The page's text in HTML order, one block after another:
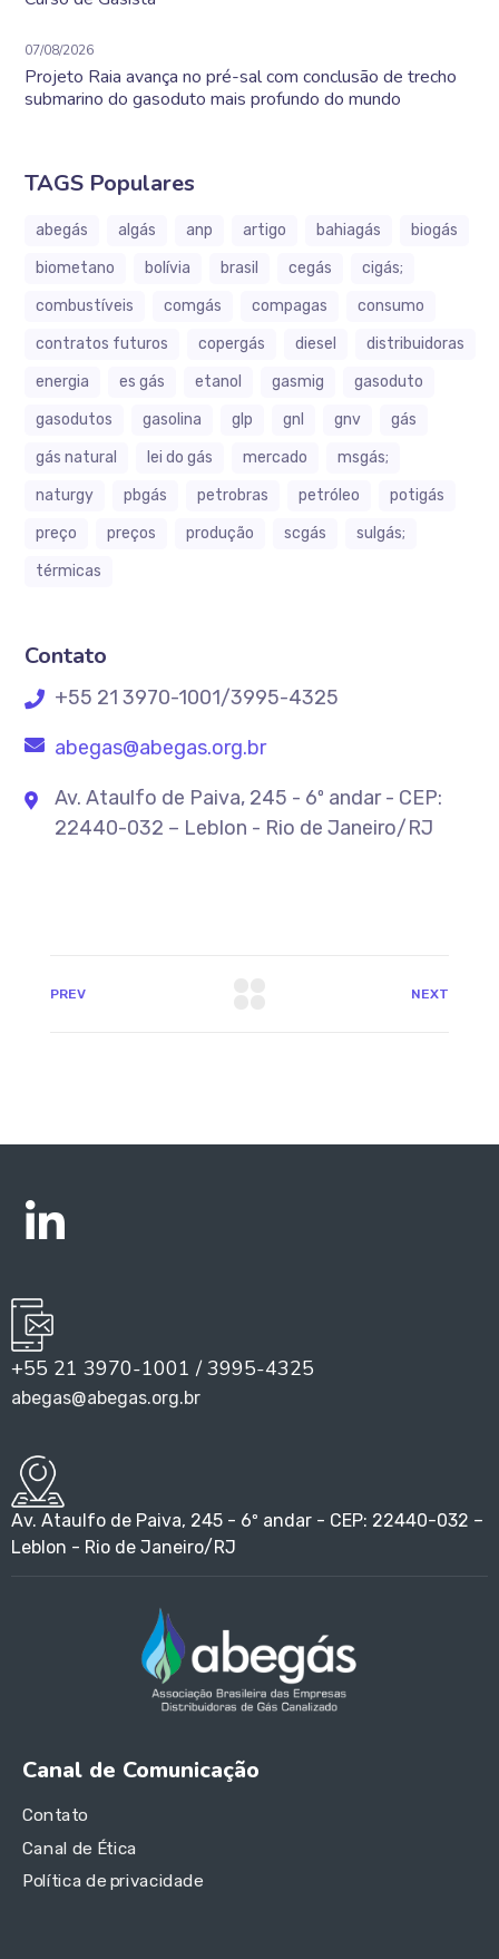
07/08/2026
Projeto Raia avança no pré-sal com conclusão de trecho
submarino do gasoduto mais profundo do mundo
TAGS Populares
abegás algás anp artigo bahiagás
biogás
biometano
bolívia brasil cegás
cigás;
combustíveis
comgás compagas
consumo
contratos futuros
copergás diesel
distribuidoras
energia
es gás etanol gasmig
gasoduto
gasodutos
gasolina glp gnl gnv
gás
gás natural
lei do gás mercado
msgás;
naturgy
pbgás petrobras petróleo
potigás
preço
preços produção scgás
sulgás;
térmicas
Contato
+55 21 3970-1001/3995-4325
abegas@abegas.org.br
Av. Ataulfo de Paiva, 245 - 6º andar - CEP:
22440-032 – Leblon - Rio de Janeiro/RJ
PREV NEXT
+55 21 3970-1001 / 3995-4325
abegas@abegas.org.br
Av. Ataulfo de Paiva, 245 - 6º andar - CEP: 22440-032 –
Leblon - Rio de Janeiro/RJ
Canal de Comunicação
Contato
Canal de Ética
Política de privacidade